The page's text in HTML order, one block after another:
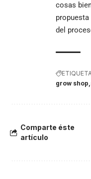
cosas
propuesta
del
grow shop
Comparte éste
artículo